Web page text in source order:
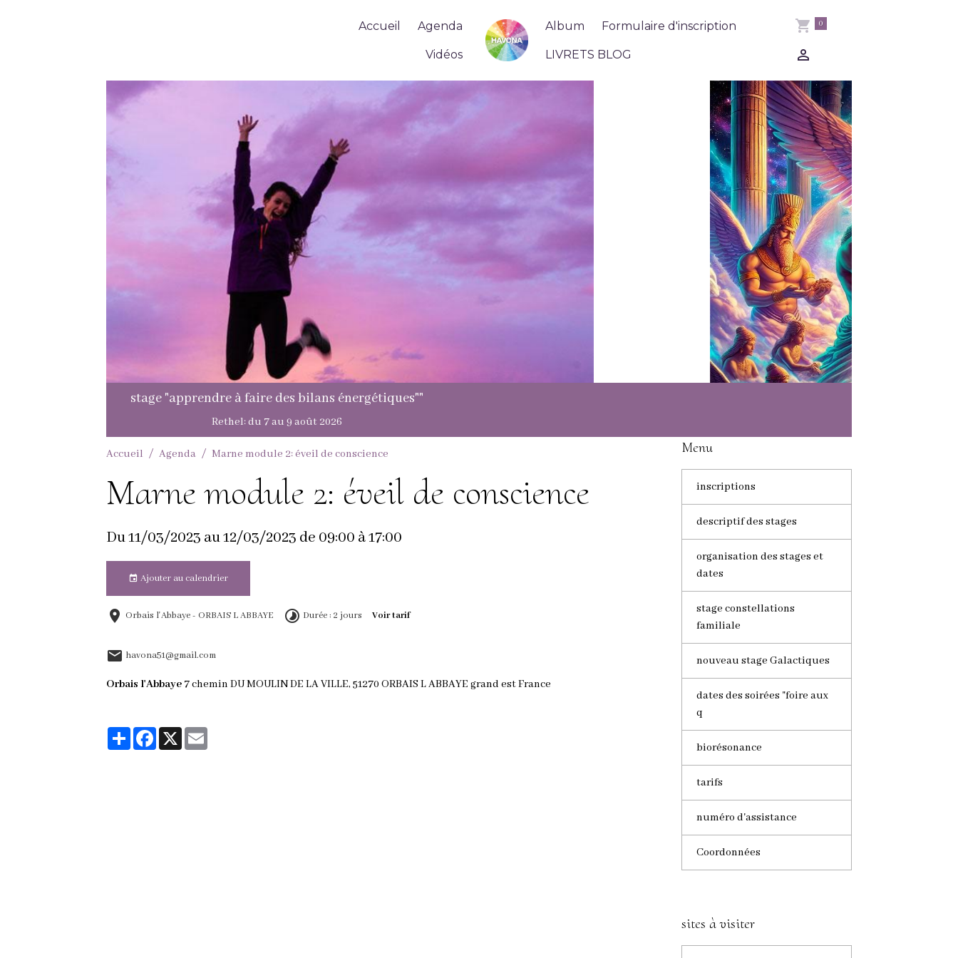
Accueil Agenda
Vidéos
Album Formulaire d'inscription
LIVRETS BLOG
0
stage "présentation des Galactiques"
Accueil Agenda Marne module 2: éveil de conscience
Marne module 2: éveil de conscience
Du 11/03/2023 au 12/03/2023 de 09:00 à 17:00
Ajouter au calendrier
Orbais l'Abbaye - ORBAIS L ABBAYE Durée : 2 jours Voir tarif
havona51@gmail.com
Orbais l'Abbaye 7 chemin DU MOULIN DE LA VILLE, 51270 ORBAIS L ABBAYE grand est France
PartagerFacebook
X
Menu
inscriptions
descriptif des stages
organisation des stages et
dates
stage constellations
familiale
nouveau stage Galactiques
dates des soirées "foire aux
q
biorésonance
tarifs
numéro d'assistance
Coordonnées
sites à visiter